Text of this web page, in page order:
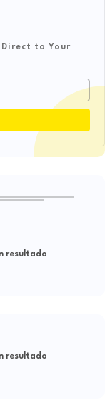
to Your
resultado
resultado